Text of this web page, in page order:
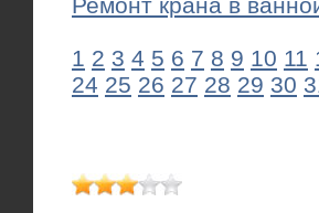
1 2 3 4 5 6 7 8 9 10 11
24 25 26 27 28 29 30